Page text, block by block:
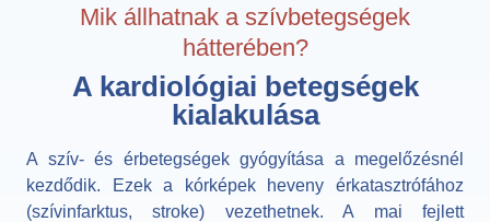
Mik állhatnak a szívbetegségek
hátterében?
A kardiológiai betegségek
kialakulása
A szív- és érbetegségek gyógyítása a megelőzésnél
kezdődik. Ezek a kórképek heveny érkatasztrófához
(szívinfarktus, stroke) vezethetnek. A mai fejlett